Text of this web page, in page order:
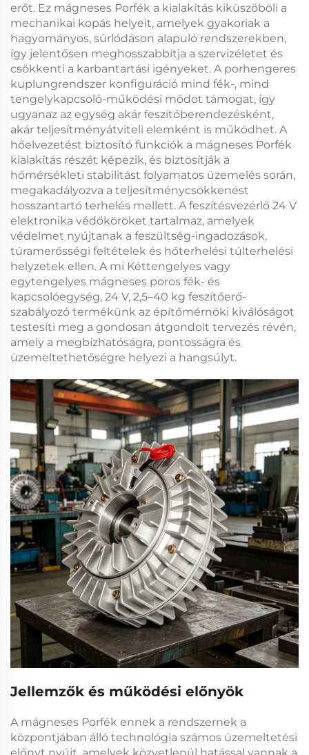
erőt. Ez mágneses Porfék a kialakítás kiküszöböli a
mechanikai kopás helyeit, amelyek gyakoriak a
hagyományos, súrlódáson alapuló rendszerekben,
így jelentősen meghosszabbítja a szervizéletet és
csökkenti a karbantartási igényeket. A porhengeres
kuplungrendszer konfiguráció mind fék-, mind
tengelykapcsoló-működési módot támogat, így
ugyanaz az egység akár feszítőberendezésként,
akár teljesítményátviteli elemként is működhet. A
hőelvezetést biztosító funkciók a mágneses Porfék
kialakítás részét képezik, és biztosítják a
hőmérsékleti stabilitást folyamatos üzemelés során,
megakadályozva a teljesítménycsökkenést
hosszantartó terhelés mellett. A feszítésvezérlő 24 V
elektronika védőköröket tartalmaz, amelyek
védelmet nyújtanak a feszültség-ingadozások,
túramerősségi feltételek és hőterhelési túlterhelési
helyzetek ellen. A mi Kéttengelyes vagy
egytengelyes mágneses poros fék- és
kapcsolóegység, 24 V, 2,5–40 kg feszítőerő-
szabályozó termékünk az építőmérnöki kiválóságot
testesíti meg a gondosan átgondolt tervezés révén,
amely a megbízhatóságra, pontosságra és
üzemeltethetőségre helyezi a hangsúlyt.
Jellemzők és működési előnyök
A mágneses Porfék ennek a rendszernek a
központjában álló technológia számos üzemeltetési
előnyt nyújt, amelyek közvetlenül hatással vannak a